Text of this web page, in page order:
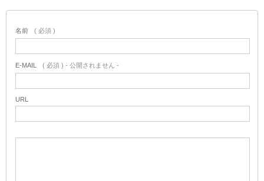
名前 ( 必須 )
E-MAIL ( 必須 ) - 公開されません -
URL